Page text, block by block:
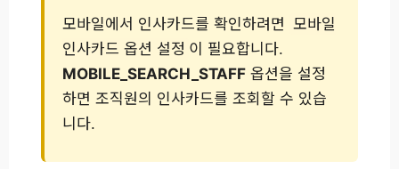
모바일에서 인사카드를 확인하려면 모바일
인사카드 옵션 설정 이 필요합니다.
MOBILE_SEARCH_STAFF 옵션을 설정
하면 조직원의 인사카드를 조회할 수 있습
니다.